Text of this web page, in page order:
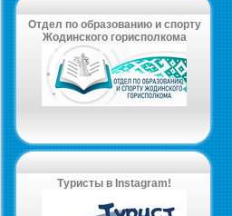
Отдел по образованию и спорту
Жодинского горисполкома
Туристы в Instagram!